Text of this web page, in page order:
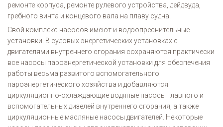
ремонте корпуса, ремонте рулевого устройства, дейдвуда,
гребного винта и концевого вала на плаву судна.
Свой комплекс насосов имеют и водоопреснительные
установки. В судовых энергетических установках с
двигателями внутреннего сгорания сохраняются практически
все насосы пароэнергетической установки для обеспечения
работы весьма развитого вспомогательного
пароэнергетического хозяйства и добавляются
циркуляционно-охлаждающие водяные насосы главного и
вспомогательных дизелей внутреннего сгорания, а также
циркуляционные масляные насосы двигателей. Некоторые